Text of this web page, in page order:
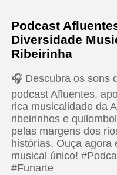
Podcast
Diversidade
Ribeirinha
🎧 Descubra os sons
podcast Afluentes,
rica musicalidade da
ribeirinhos e
pelas margens dos
histórias. Ouça agora
musical único!
#Funarte